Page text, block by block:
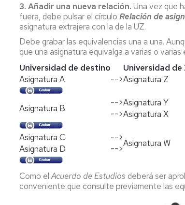
3. Añadir una nueva relación. Una vez que
fuera, debe pulsar el círculo Relación de
asignatura extrajera con la de la UZ.
Debe grabar las equivalencias una a una.
que una asignatura equivalga a varias o
Universidad de destino
Universidad de
Asignatura A
-->Asignatura Z
Asignatura B
-->
-->
Asignatura Y
Asignatura X
Asignatura C
Asignatura D
-->
-->
Asignatura W
Como elAcuerdo de Estudios deberá ser
conveniente que consulte previamente las